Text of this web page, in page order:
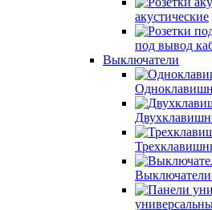
акустические
под вывод
Выключатели